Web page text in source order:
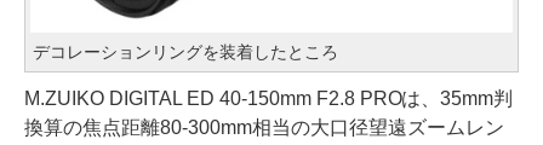
デコレーションリングを装着したところ
M.ZUIKO DIGITAL ED 40-150mm F2.8 PROは、35mm判
換算の焦点距離80-300mm相当の大口径望遠ズームレン